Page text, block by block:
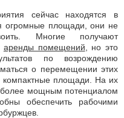
сейчас находятся в
огромные площади, они не
Многие получают
аренды помещений , но это
по возрождению
о перемещении этих
площади. На их
более мощным потенциалом
обеспечить рабочими